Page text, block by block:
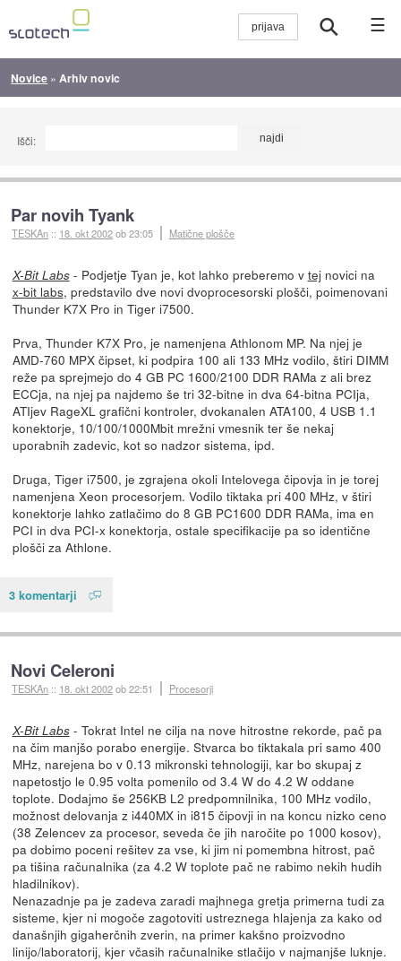
☰
Novice » Arhiv novic
Išči:
Par novih Tyank
TESKAn :: 18. okt 2002ob 23:05 Matične plošče
X-Bit Labs- Podjetje Tyan je, kot lahko preberemo v tejnovici na
x-bit labs, predstavilo dve novi dvoprocesorski plošči, poimenovani
Thunder K7X Pro in Tiger i7500.
Prva, Thunder K7X Pro, je namenjena Athlonom MP. Na njej je
AMD-760 MPX čipset, ki podpira 100 ali 133 MHz vodilo, štiri DIMM
reže pa sprejmejo do 4 GB PC 1600/2100 DDR RAMa z ali brez
ECCja, na njej pa najdemo še tri 32-bitne in dva 64-bitna PCIja,
ATIjev RageXL grafični kontroler, dvokanalen ATA100, 4 USB 1.1
konektorje, 10/100/1000Mbit mrežni vmesnik ter še nekaj
uporabnih zadevic, kot so nadzor sistema, ipd.
Druga, Tiger i7500, je zgrajena okoli Intelovega čipovja in je torej
namenjena Xeon procesorjem. Vodilo tiktaka pri 400 MHz, v štiri
konektorje lahko zatlačimo do 8 GB PC1600 DDR RAMa, ima en
PCI in dva PCI-x konektorja, ostale specifikacije pa so identične
plošči za Athlone.
3 komentarji
Novi Celeroni
TESKAn :: 18. okt 2002ob 22:51 Procesorji
X-Bit Labs- Tokrat Intel ne cilja na nove hitrostne rekorde, pač pa
na čim manjšo porabo energije. Stvarca bo tiktakala pri samo 400
MHz, narejena bo v 0.13 mikronski tehnologiji, kar bo skupaj z
napetostjo le 0.95 volta pomenilo od 3.4 W do 4.2 W oddane
toplote. Dodajmo še 256KB L2 predpomnilnika, 100 MHz vodilo,
možnost delovanja z i440MX in i815 čipovji in na koncu nizko ceno
(38 Zelencev za procesor, seveda če jih naročite po 1000 kosov),
pa dobimo poceni rešitev za vse, ki jim ni pomembna hitrost, pač
pa tišina računalnika (za 4.2 W toplote pač ne rabimo nekih hudih
hladilnikov).
Nenazadnje pa je zadeva zaradi majhnega gretja primerna tudi za
sisteme, kjer ni mogoče zagotoviti ustreznega hlajenja za kako od
današnjih gigaherčnih zverin, na primer kakšno proizvodno
linijo/laboratorij, kjer včasih računalnike stlačijo v najmanjše luknje.